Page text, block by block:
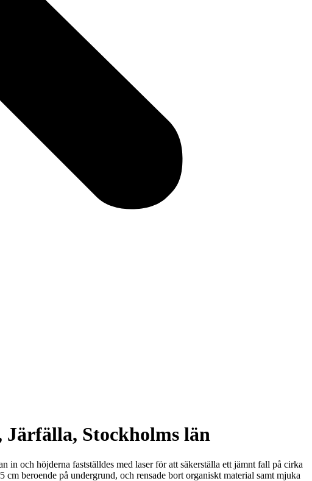
Stockholms län
och höjderna fastställdes med laser för att säkerställa ett jämnt fall på cirka
beroende på undergrund, och rensade bort organiskt material samt mjuka